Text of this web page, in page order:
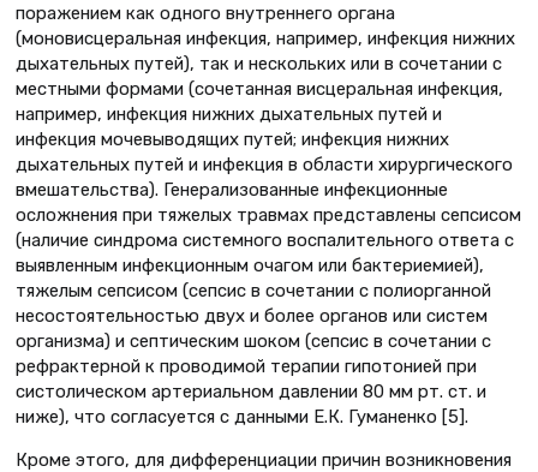
поражением как одного внутреннего органа
(моновисцеральная инфекция, например, инфекция нижних
дыхательных путей), так и нескольких или в сочетании с
местными формами (сочетанная висцеральная инфекция,
например, инфекция нижних дыхательных путей и
инфекция мочевыводящих путей; инфекция нижних
дыхательных путей и инфекция в области хирургического
вмешательства). Генерализованные инфекционные
осложнения при тяжелых травмах представлены сепсисом
(наличие синдрома системного воспалительного ответа с
выявленным инфекционным очагом или бактериемией),
тяжелым сепсисом (сепсис в сочетании с полиорганной
несостоятельностью двух и более органов или систем
организма) и септическим шоком (сепсис в сочетании с
рефрактерной к проводимой терапии гипотонией при
систолическом артериальном давлении 80 мм рт. ст. и
ниже), что согласуется с данными Е.К. Гуманенко [5].
Кроме этого, для дифференциации причин возникновения